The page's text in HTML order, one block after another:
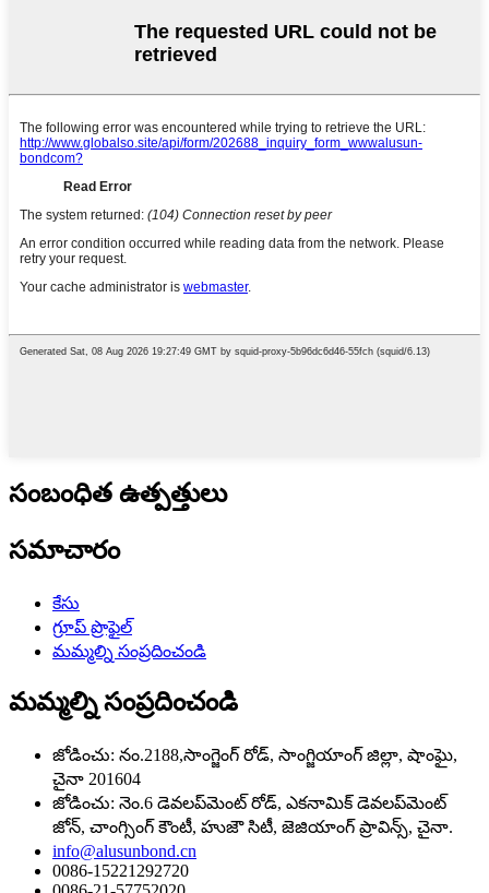
సంబంధిత ఉత్పత్తులు
సమాచారం
కేసు
గ్రూప్ ప్రొఫైల్
మమ్మల్ని సంప్రదించండి
మమ్మల్ని సంప్రదించండి
జోడించు: నం.2188,సాంగ్జెంగ్ రోడ్, సాంగ్జియాంగ్ జిల్లా, షాంఘై,
చైనా 201604
జోడించు: నెం.6 డెవలప్‌మెంట్ రోడ్, ఎకనామిక్ డెవలప్‌మెంట్
జోన్, చాంగ్సింగ్ కౌంటీ, హుజౌ సిటీ, జెజియాంగ్ ప్రావిన్స్, చైనా.
info@alusunbond.cn
0086-15221292720